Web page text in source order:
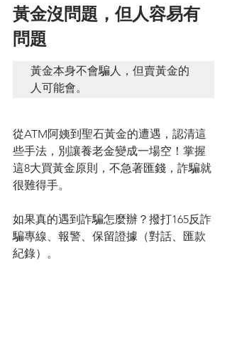
黃金沒問題，但人容易有
問題
黃金本身不會騙人，但賣黃金的
人可能會。
從ATM阿姨到聖石黃金的遭遇，認清這
些手法，別讓養老金變成一場空！掌握
這8大買黃金原則，不急著匯錢，詐騙就
很難得手。
如果真的遇到詐騙怎麼辦？撥打165反詐
騙專線、報警、保留證據（對話、匯款
紀錄）。